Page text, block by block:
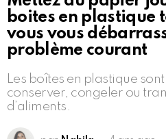
boites en plastique
vous vous
problème courant
Les boîtes en plastique
conserver, congeler ou
d’aliments.